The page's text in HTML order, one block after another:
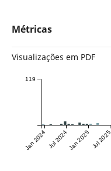
Métricas
Visualizações em PDF
Jan 2024Jul 2024Jan 2025Jul 2025
119